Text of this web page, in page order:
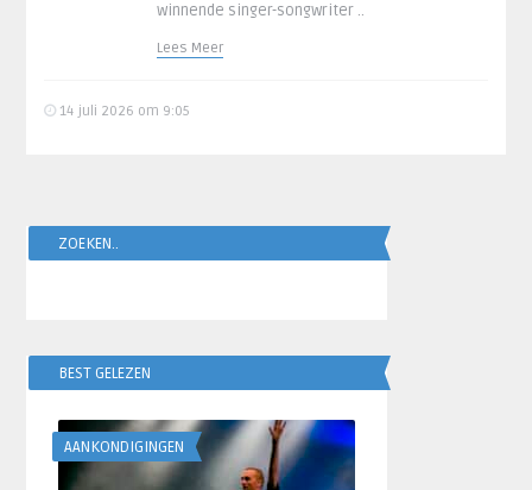
winnende singer-songwriter ..
Lees Meer
14 juli 2026 om 9:05
ZOEKEN..
BEST GELEZEN
AANKONDIGINGEN